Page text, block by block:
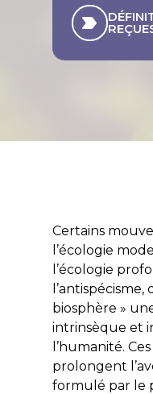
Certains
l’écologie
l’écologie
biosphère »
intrinsèque et
l’humanité.
prolongent
formulé par le